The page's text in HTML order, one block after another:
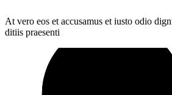
At vero eos et accusamus et iusto odio
ditiis praesenti